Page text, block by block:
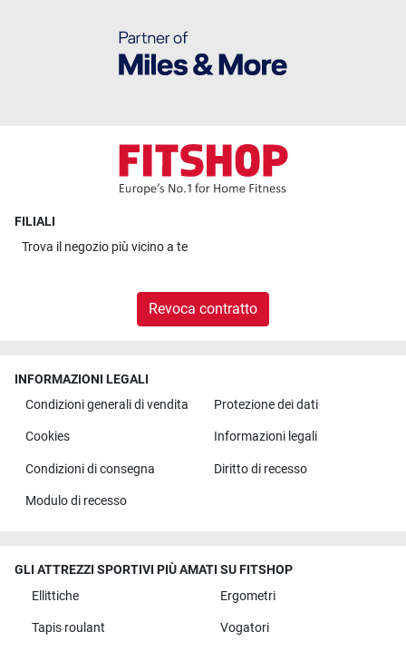
FILIALI
Trova il negozio più vicino a te
Revoca contratto
INFORMAZIONI LEGALI
Condizioni generali di vendita
Protezione dei dati
Cookies Informazioni legali
Condizioni di consegna Diritto di recesso
Modulo di recesso
GLI ATTREZZI SPORTIVI PIÙ AMATI SU FITSHOP
Ellittiche
Ergometri
Tapis roulant Vogatori